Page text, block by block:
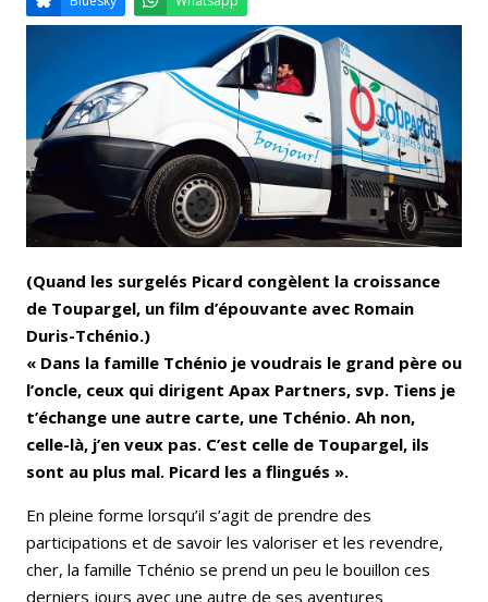
Email Facebook LinkedIn
Bluesky Whatsapp
(Quand les surgelés Picard congèlent la croissance
de Toupargel, un film d’épouvante avec Romain
Duris-Tchénio.)
« Dans la famille Tchénio je voudrais le grand père ou
l’oncle, ceux qui dirigent Apax Partners, svp. Tiens je
t’échange une autre carte, une Tchénio. Ah non,
celle-là, j’en veux pas. C’est celle de Toupargel, ils
sont au plus mal. Picard les a flingués ».
En pleine forme lorsqu’il s’agit de prendre des
participations et de savoir les valoriser et les revendre,
cher, la famille Tchénio se prend un peu le bouillon ces
derniers jours avec une autre de ses aventures